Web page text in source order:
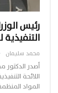
رئيس
محمد سليمان
أصدر الدكتور
المواد